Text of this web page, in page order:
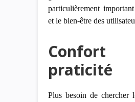
particulièrement
et le bien-être des
praticité
Plus besoin de chercher